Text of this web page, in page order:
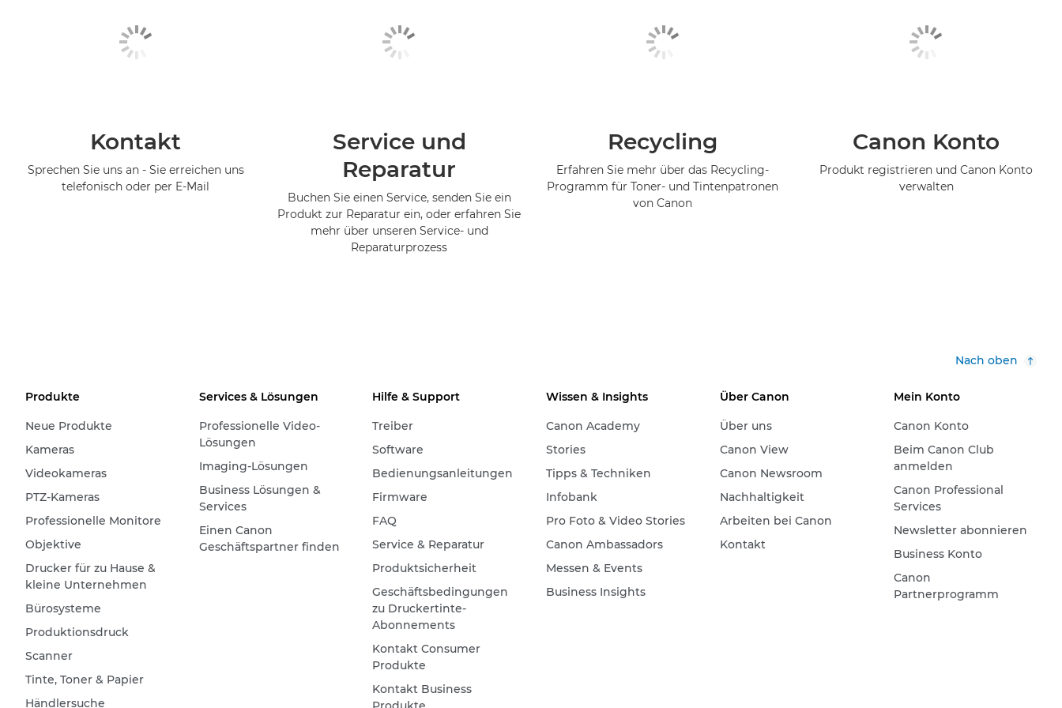
Kontakt
Sprechen Sie uns an - Sie erreichen uns
telefonisch oder per E-Mail
Service und
Reparatur
Buchen Sie einen Service, senden Sie ein
Produkt zur Reparatur ein, oder erfahren Sie
mehr über unseren Service- und
Reparaturprozess
Recycling
Erfahren Sie mehr über das Recycling-
Programm für Toner- und Tintenpatronen
von Canon
Canon Konto
Produkt registrieren und Canon Konto
verwalten
Nach oben
Produkte
Neue Produkte
Kameras
Videokameras
PTZ-Kameras
Professionelle Monitore
Objektive
Drucker für zu Hause &
kleine Unternehmen
Bürosysteme
Produktionsdruck
Scanner
Tinte, Toner & Papier
Händlersuche
Services & Lösungen
Professionelle Video-
Lösungen
Imaging-Lösungen
Business Lösungen &
Services
Einen Canon
Geschäftspartner finden
Hilfe & Support
Treiber
Software
Bedienungsanleitungen
Firmware
FAQ
Service & Reparatur
Produktsicherheit
Geschäftsbedingungen
zu Druckertinte-
Abonnements
Kontakt Consumer
Produkte
Kontakt Business
Wissen & Insights
Canon Academy
Stories
Tipps & Techniken
Infobank
Pro Foto & Video Stories
Canon Ambassadors
Messen & Events
Business Insights
Über Canon
Über uns
Canon View
Canon Newsroom
Nachhaltigkeit
Arbeiten bei Canon
Kontakt
Mein Konto
Canon Konto
Beim Canon Club
anmelden
Canon Professional
Services
Newsletter abonnieren
Business Konto
Canon
Partnerprogramm